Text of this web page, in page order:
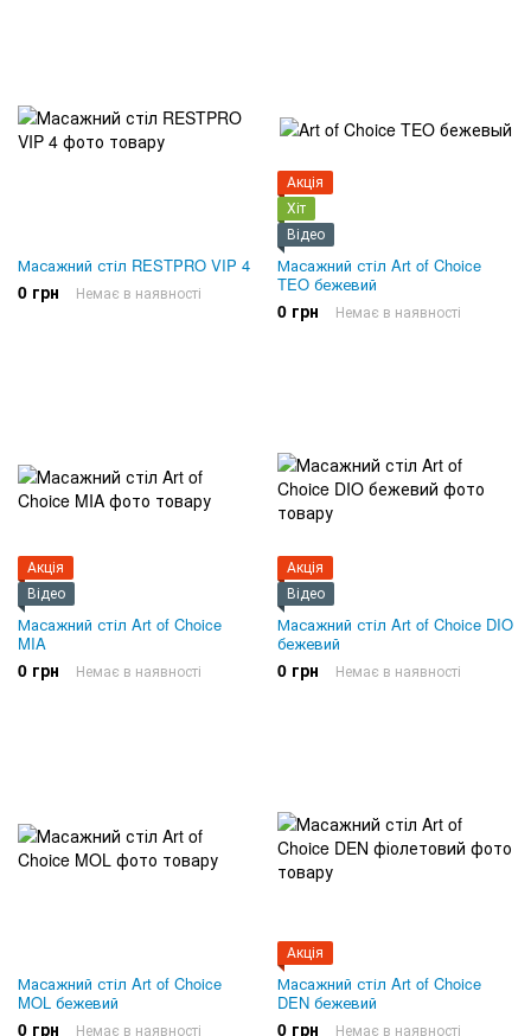
Масажний стіл RESTPRO VIP 4
0 грн Немає в наявності
Акція
Хіт
Відео
Масажний стіл Art of Choice
TEO бежевий
0 грн Немає в наявності
Акція
Відео
Масажний стіл Art of Choice
MIA
0 грн Немає в наявності
Акція
Відео
Масажний стіл Art of Choice DIO
бежевий
0 грн Немає в наявності
Масажний стіл Art of Choice
MOL бежевий
0 грн Немає в наявності
Акція
Масажний стіл Art of Choice
DEN бежевий
0 грн Немає в наявності